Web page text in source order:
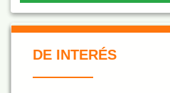
De Interés
DE INTERÉS